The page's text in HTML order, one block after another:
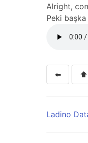
Alright,
Peki
⬅️ ⬆️
Ladino